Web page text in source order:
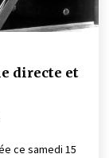
ce samedi 15